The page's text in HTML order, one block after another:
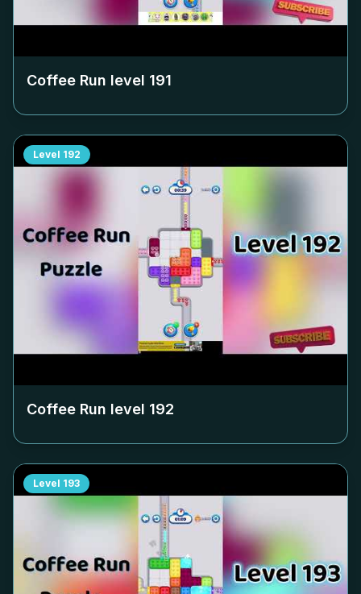
Coffee Run level 191
Level 192
Coffee Run level 192
Level 193